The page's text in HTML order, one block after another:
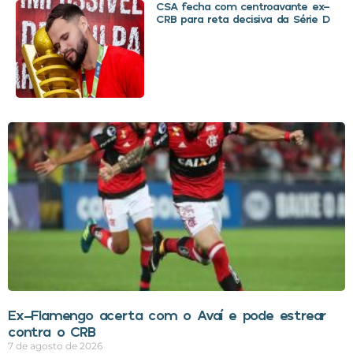
CSA fecha com centroavante ex-
CRB para reta decisiva da Série D
Ex-Flamengo acerta com o Avaí e pode estrear
contra o CRB
7 de agosto de 2026